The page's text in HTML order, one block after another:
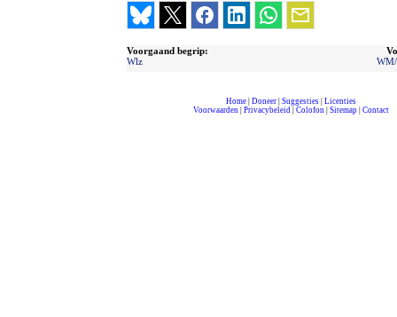
Voorgaand begrip:
Wlz
Home| Doneer| Suggesties| Licenties
Voorwaarden| Privacybeleid| Colofon| Sitemap| Contact